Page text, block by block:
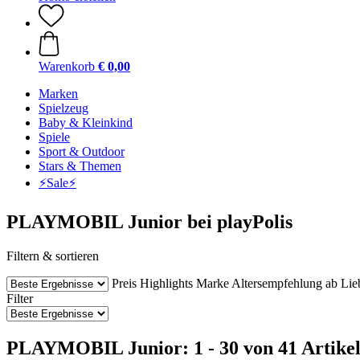
Warenkorb € 0,00
Marken
Spielzeug
Baby & Kleinkind
Spiele
Sport & Outdoor
Stars & Themen
⚡️Sale⚡️
PLAYMOBIL Junior bei playPolis
Filtern & sortieren
Preis Highlights Marke Altersempfehlung ab
Filter
PLAYMOBIL Junior: 1 - 30 von 41